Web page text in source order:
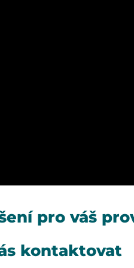
pro váš
kontaktovat